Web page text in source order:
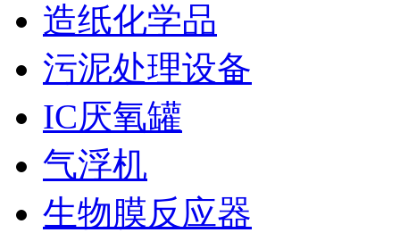
造纸化学品
污泥处理设备
IC厌氧罐
气浮机
生物膜反应器